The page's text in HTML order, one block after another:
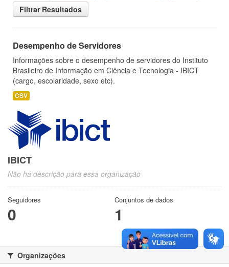
Filtrar Resultados
Desempenho de Servidores
Informações sobre o desempenho de servidores do Instituto
Brasileiro de Informação em Ciência e Tecnologia - IBICT
(cargo, escolaridade, sexo etc).
CSV
IBICT
Não há descrição para essa organização
Seguidores
0
Conjuntos de dados
1
Organizações